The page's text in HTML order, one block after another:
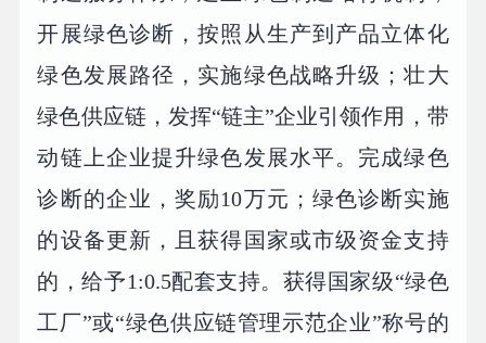
开展绿色诊断，按照从生产到产品立体化
绿色发展路径，实施绿色战略升级；壮大
绿色供应链，发挥“链主”企业引领作用，带
动链上企业提升绿色发展水平。完成绿色
诊断的企业，奖励10万元；绿色诊断实施
的设备更新，且获得国家或市级资金支持
的，给予1:0.5配套支持。获得国家级“绿色
工厂”或“绿色供应链管理示范企业”称号的